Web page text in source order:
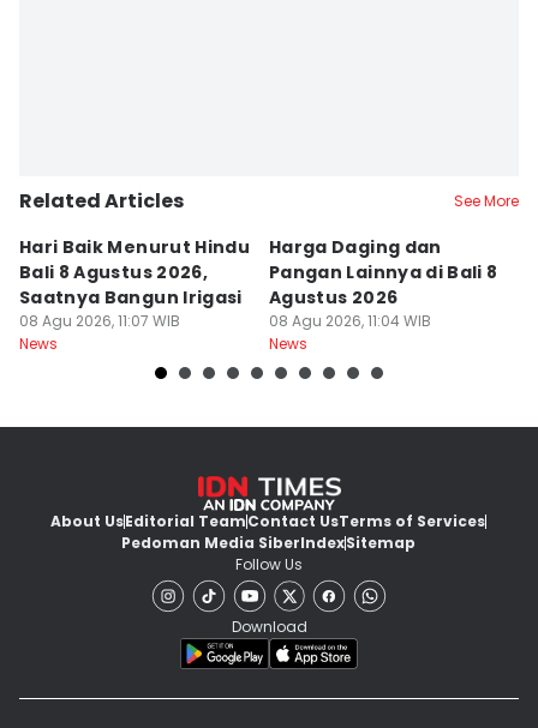
Related Articles See More
Hari Baik Menurut Hindu
Bali 8 Agustus 2026,
Saatnya Bangun Irigasi
08 Agu 2026, 11:07 WIB
News
Harga Daging dan
Pangan Lainnya di Bali 8
Agustus 2026
08 Agu 2026, 11:04 WIB
News
About UsEditorial TeamContact UsTerms of Services
Pedoman Media SiberIndexSitemap
Follow Us
Download